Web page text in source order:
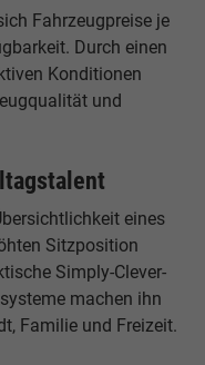
Fahrzeugpreise je
Durch einen
Konditionen
und
eines
Sitzposition
Simply-Clever-
machen ihn
Familie und Freizeit.